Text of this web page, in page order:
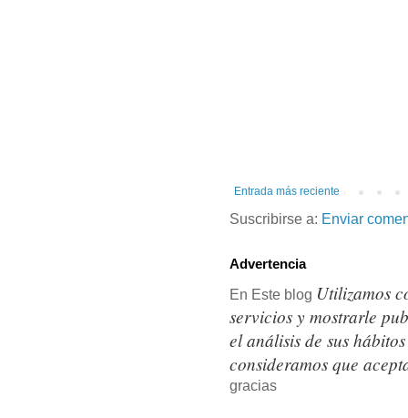
Entrada más reciente
Suscribirse a: Enviar
Advertencia
En Este blog Utilizamos
servicios y mostrarle
el análisis de sus
consideramos que
gracias